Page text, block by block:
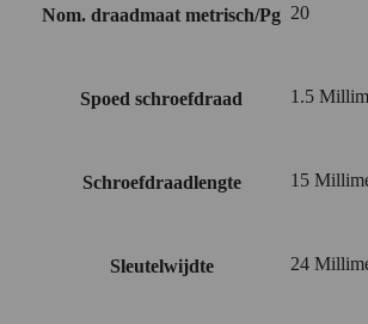
Nom. draadmaat metrisch/Pg 20
Spoed schroefdraad 1.5
Schroefdraadlengte 15
Sleutelwijdte 24